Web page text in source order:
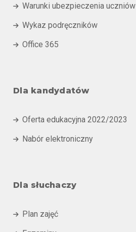
 Warunki ubezpieczenia uczniów
 Wykaz podręczników
 Office 365
Dla kandydatów
 Oferta edukacyjna 2022/2023
 Nabór elektroniczny
Dla słuchaczy
 Plan zajęć